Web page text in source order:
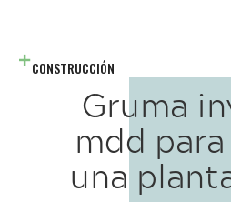
CONSTRUCCIÓN
Gruma
mdd
una